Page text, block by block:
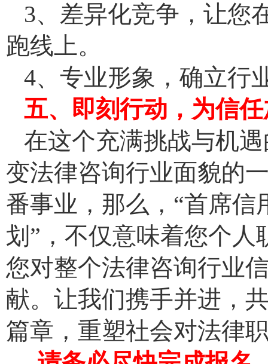
3、差异化竞争，让您
跑线上。
4、专业形象，确立行
五、 即刻行动 ， 为信
在这个充满挑战与机
变法律咨询行业面貌的
番事业，那么，“首席
划”，不仅意味着您个
您对整个法律咨询行业
献。让我们携手并进，
篇章，重塑社会对法律